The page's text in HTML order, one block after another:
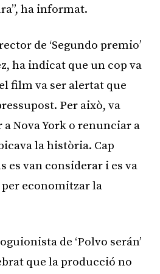
ha informat.
de ‘Segundo premio’
ha indicat que un cop va
film va ser alertat que
Per això, va
Nova York o renunciar a
la història. Cap
es van considerar i es va
economitzar la
de ‘Polvo serán’
que la producció no